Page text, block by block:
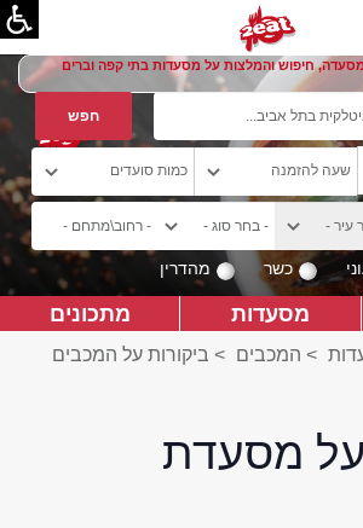
חיפוש והמלצות על מסעדות בתי קפה וברים
כשר מהדרין
מסעדות מתכונים
> המכבים > ביקורות על המכבים
על מסעדת